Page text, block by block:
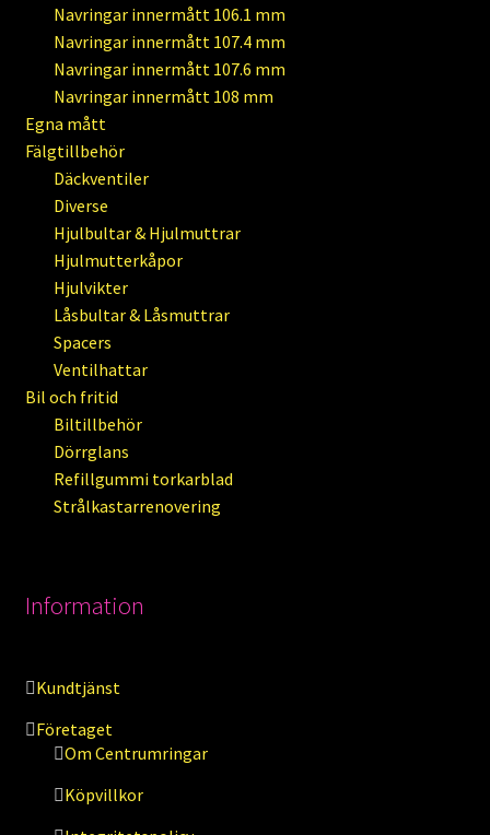
Navringar innermått 106.1 mm
Navringar innermått 107.4 mm
Navringar innermått 107.6 mm
Navringar innermått 108 mm
Egna mått
Fälgtillbehör
Däckventiler
Diverse
Hjulbultar & Hjulmuttrar
Hjulmutterkåpor
Hjulvikter
Låsbultar & Låsmuttrar
Spacers
Ventilhattar
Bil och fritid
Biltillbehör
Dörrglans
Refillgummi torkarblad
Strålkastarrenovering
Information
Kundtjänst
Företaget
Om Centrumringar
Köpvillkor